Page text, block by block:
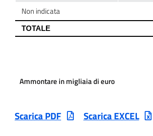
Ammontare in migliaia di euro